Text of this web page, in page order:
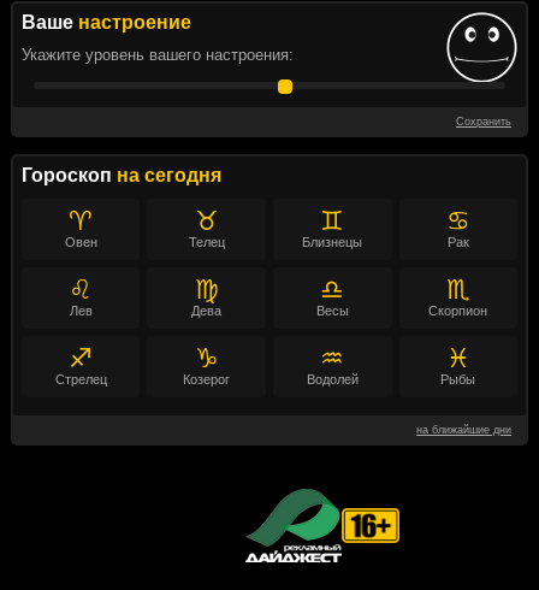
Ваше настроение
Укажите уровень вашего настроения:
Сохранить
Гороскоп на сегодня
♈
Овен
♉
Телец
♊
Близнецы
♋
Рак
♌
Лев
♍
Дева
♎
Весы
♏
Скорпион
♐
Стрелец
♑
Козерог
♒
Водолей
♓
Рыбы
на ближайшие дни